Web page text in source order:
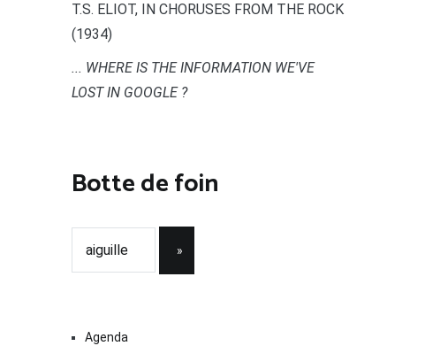
T.S. ELIOT, IN CHORUSES FROM THE ROCK
(1934)
... WHERE IS THE INFORMATION WE'VE
LOST IN GOOGLE ?
Botte de foin
Agenda